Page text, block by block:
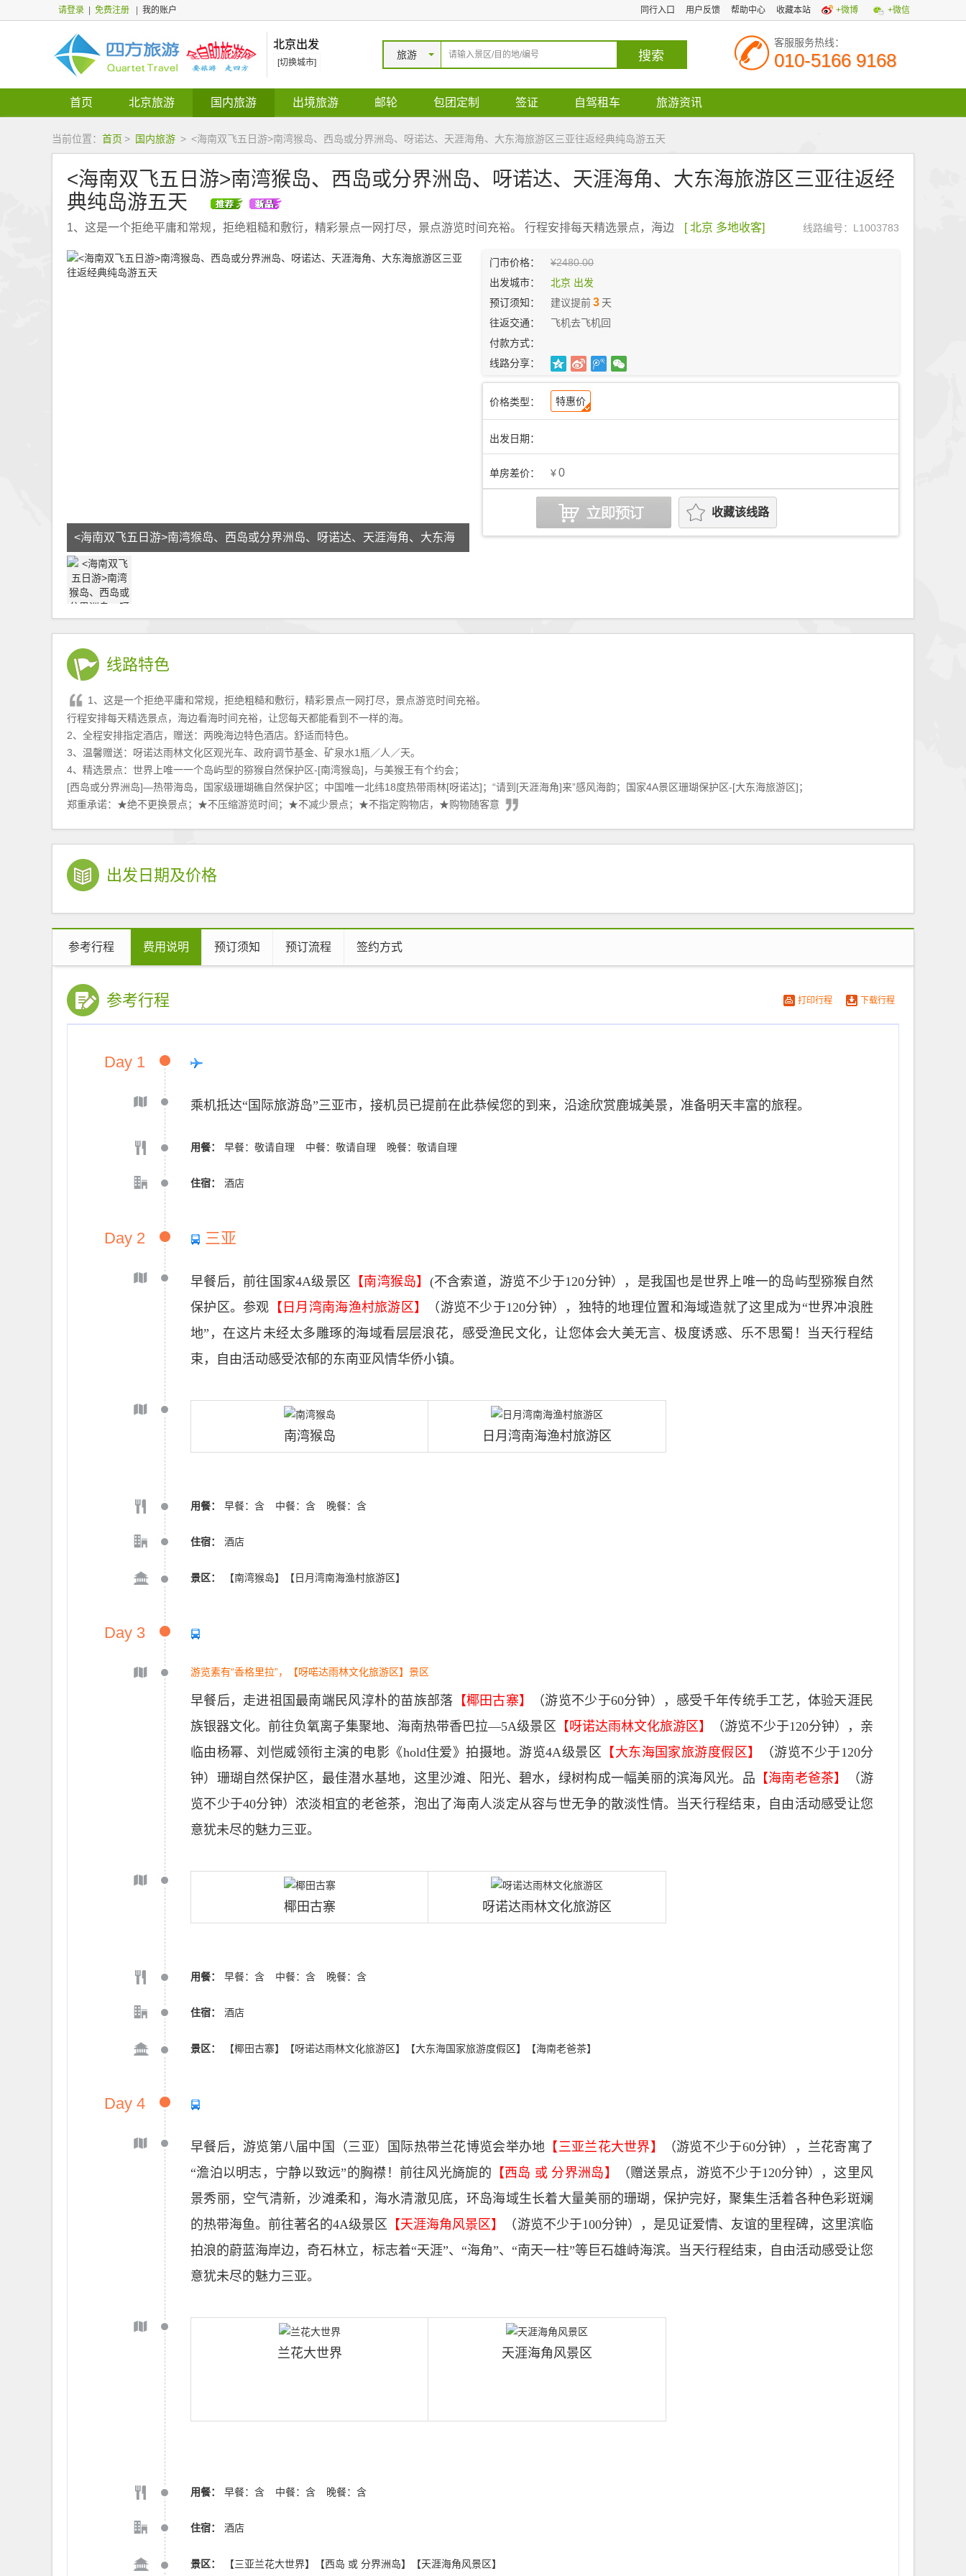
请登录 免费注册 我的账户 同行入口 用户反馈 帮助中心 收藏本站 +微博 +微信
北京出发
[切换城市]
旅游
客服服务热线：
010-5166 9168
首页 北京旅游 国内旅游 出境旅游 邮轮 包团定制 签证 自驾租车 旅游资讯
当前位置： 首页 > 国内旅游 > <海南双飞五日游>南湾猴岛、西岛或分界洲岛、呀诺达、天涯海角、大东海旅游区三亚往返经典纯岛游五天
<海南双飞五日游>南湾猴岛、西岛或分界洲岛、呀诺达、天涯海角、大东海旅游区三亚往返经
典纯岛游五天
线路编号：L1003783
1、这是一个拒绝平庸和常规，拒绝粗糙和敷衍，精彩景点一网打尽，景点游览时间充裕。 行程安排每天精选景点，海边 [ 北京 多地收客]
<海南双飞五日游>南湾猴岛、西岛或分界洲岛、呀诺达、天涯海角、大东海
旅游区三亚往返经典纯岛游五天
门市价格：
¥2480.00
出发城市：
北京 出发
预订须知：
建议提前3 天
往返交通：
飞机去飞机回
付款方式：
线路分享：
价格类型： 特惠价
出发日期：
单房差价： ¥0
收藏该线路
线路特色
1、这是一个拒绝平庸和常规，拒绝粗糙和敷衍，精彩景点一网打尽，景点游览时间充裕。
行程安排每天精选景点，海边看海时间充裕，让您每天都能看到不一样的海。
2、全程安排指定酒店，赠送：两晚海边特色酒店。舒适而特色。
3、温馨赠送：呀诺达雨林文化区观光车、政府调节基金、矿泉水1瓶／人／天。
4、精选景点：世界上唯一一个岛屿型的猕猴自然保护区-[南湾猴岛]，与美猴王有个约会；
[西岛或分界洲岛]—热带海岛，国家级珊瑚礁自然保护区；中国唯一北纬18度热带雨林[呀诺达]；“请到[天涯海角]来”感风海韵；国家4A景区珊瑚保护区-[大东海旅游区]；
郑重承诺：★绝不更换景点；★不压缩游览时间；★不减少景点；★不指定购物店，★购物随客意
出发日期及价格
参考行程 费用说明 预订须知 预订流程 签约方式
打印行程 下载行程
参考行程
Day 1
乘机抵达“国际旅游岛”三亚市，接机员已提前在此恭候您的到来，沿途欣赏鹿城美景，准备明天丰富的旅程。
用餐： 早餐：敬请自理 中餐：敬请自理 晚餐：敬请自理
住宿： 酒店
Day 2 三亚
早餐后，前往国家4A级景区 【南湾猴岛】 (不含索道，游览不少于120分钟），是我国也是世界上唯一的岛屿型猕猴自然
保护区。参观 【日月湾南海渔村旅游区】
（游览不少于120分钟），独特的地理位置和海域造就了这里成为“世界冲浪胜
地”，在这片未经太多雕琢的海域看层层浪花，感受渔民文化，让您体会大美无言、极度诱惑、乐不思蜀！当天行程结
束，自由活动感受浓郁的东南亚风情华侨小镇。
南湾猴岛 日月湾南海渔村旅游区
用餐： 早餐：含 中餐：含 晚餐：含
住宿： 酒店
景区： 【南湾猴岛】【日月湾南海渔村旅游区】
Day 3
游览素有“香格里拉”，【呀喏达雨林文化旅游区】景区
早餐后，走进祖国最南端民风淳朴的苗族部落 【椰田古寨】
（游览不少于60分钟），感受千年传统手工艺，体验天涯民
族银器文化。前往负氧离子集聚地、海南热带香巴拉—5A级景区 【呀诺达雨林文化旅游区】
（游览不少于120分钟），亲
临由杨幂、刘恺威领衔主演的电影《hold住爱》拍摄地。游览4A级景区 【大东海国家旅游度假区】
（游览不少于120分
钟）珊瑚自然保护区，最佳潜水基地，这里沙滩、阳光、碧水，绿树构成一幅美丽的滨海风光。品 【海南老爸茶】
（游
览不少于40分钟）浓淡相宜的老爸茶，泡出了海南人淡定从容与世无争的散淡性情。当天行程结束，自由活动感受让您
意犹未尽的魅力三亚。
椰田古寨 呀诺达雨林文化旅游区
用餐： 早餐：含 中餐：含 晚餐：含
住宿： 酒店
景区： 【椰田古寨】【呀诺达雨林文化旅游区】【大东海国家旅游度假区】【海南老爸茶】
Day 4
早餐后，游览第八届中国（三亚）国际热带兰花博览会举办地 【三亚兰花大世界】
（游览不少于60分钟），兰花寄寓了
“澹泊以明志，宁静以致远”的胸襟！前往风光旖旎的 【西岛 或 分界洲岛】
（赠送景点，游览不少于120分钟），这里风
景秀丽，空气清新，沙滩柔和，海水清澈见底，环岛海域生长着大量美丽的珊瑚，保护完好，聚集生活着各种色彩斑斓
的热带海鱼。前往著名的4A级景区 【天涯海角风景区】
（游览不少于100分钟），是见证爱情、友谊的里程碑，这里滨临
拍浪的蔚蓝海岸边，奇石林立，标志着“天涯”、“海角”、“南天一柱”等巨石雄峙海滨。当天行程结束，自由活动感受让您
意犹未尽的魅力三亚。
兰花大世界 天涯海角风景区
用餐： 早餐：含 中餐：含 晚餐：含
住宿： 酒店
景区： 【三亚兰花大世界】【西岛 或 分界洲岛】【天涯海角风景区】